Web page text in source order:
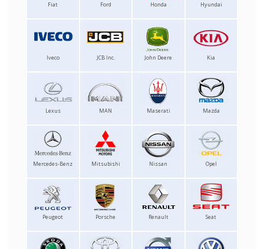
Fiat Ford Honda Hyundai
Iveco JCB Inc. John Deere Kia
Lexus MAN Maserati Mazda
Mercedes-Benz Mitsubishi Nissan Opel
Peugeot Porsche Renault Seat